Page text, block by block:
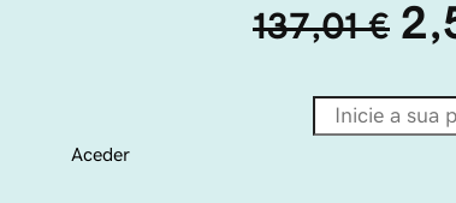
137,01 €
Aceder